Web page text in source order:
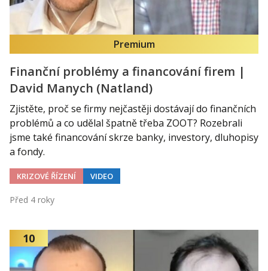
Premium
Finanční problémy a financování firem |
David Manych (Natland)
Zjistěte, proč se firmy nejčastěji dostávají do finančních
problémů a co udělal špatně třeba ZOOT? Rozebrali
jsme také financování skrze banky, investory, dluhopisy
a fondy.
KRIZOVÉ ŘÍZENÍ VIDEO
Před 4 roky
10